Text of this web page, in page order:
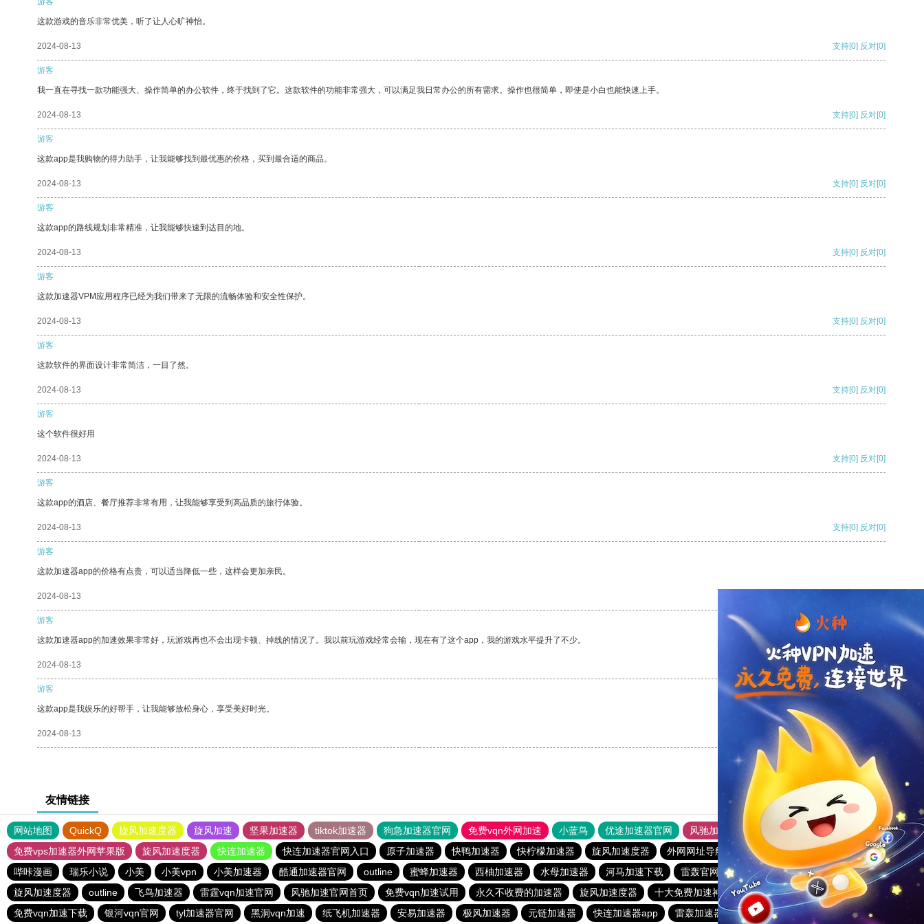
这款游戏的音乐非常优美，听了让人心旷神怡。
2024-08-13 支持[0] 反对[0]
游客
我一直在寻找一款功能强大、操作简单的办公软件，终于找到了它。这款软件的功能非常强大，可以满足我日常办公的所有需求。操作也很简单，即使是小白也能快速上手。
2024-08-13 支持[0] 反对[0]
游客
这款app是我购物的得力助手，让我能够找到最优惠的价格，买到最合适的商品。
2024-08-13 支持[0] 反对[0]
游客
这款app的路线规划非常精准，让我能够快速到达目的地。
2024-08-13 支持[0] 反对[0]
游客
这款加速器VPM应用程序已经为我们带来了无限的流畅体验和安全性保护。
2024-08-13 支持[0] 反对[0]
游客
这款软件的界面设计非常简洁，一目了然。
2024-08-13 支持[0] 反对[0]
游客
这个软件很好用
2024-08-13 支持[0] 反对[0]
游客
这款app的酒店、餐厅推荐非常有用，让我能够享受到高品质的旅行体验。
2024-08-13 支持[0] 反对[0]
游客
这款加速器app的价格有点贵，可以适当降低一些，这样会更加亲民。
2024-08-13
游客
这款加速器app的加速效果非常好，玩游戏再也不会出现卡顿、掉线的情况了。我以前玩游戏经常会输，现在有了这个app，我的游戏水平提升了不少。
2024-08-13 支持 [0] 反对 [0]
游客
这款app是我娱乐的好帮手，让我能够放松身心，享受美好时光。
2024-08-13 支持
友情链接
网站地图 QuickQ 旋风加速度器 旋风加速 坚果加速器 tiktok加速器 狗急加速器官网 免费vqn外网加速 小蓝鸟 优途加速器官网 风驰加速器
旋风加速器
免费vps加速器外网苹果版
旋风加速度器 快连加速器 快连加速器官网入口 原子加速器 快鸭加速器 快柠檬加速器 旋风加速度器 外网网址导航 软件中心 雷霆加速
狂飙加速器
哔咔漫画
瑞乐小说 小美 小美vpn 小美加速器 酷通加速器官网 outline 蜜蜂加速器 西柚加速器 水母加速器 河马加速下载 雷轰官网加速器 落地机
快柠檬
旋风加速度器
outline 飞鸟加速器 雷霆vqn加速官网 风驰加速官网首页 免费vqn加速试用 永久不收费的加速器 旋风加速度器 十大免费加速神器 纸飞机加速器
老佛爷加速器
免费vqn加速下载
银河vqn官网 tyl加速器官网 黑洞vqn加速 纸飞机加速器 安易加速器 极风加速器 元链加速器 快连加速器app 雷轰加速器 雷轰加速器官网